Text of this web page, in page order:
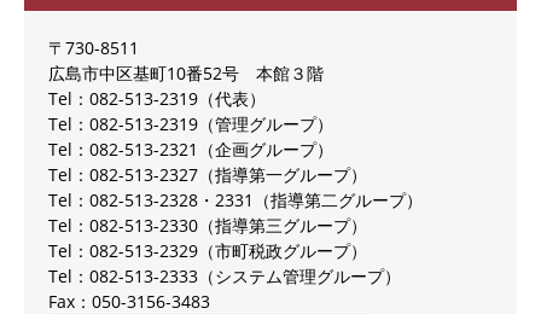
〒730-8511
広島市中区基町10番52号 本館３階
Tel：082-513-2319
代表
Tel：082-513-2319
管理グループ
Tel：082-513-2321
企画グループ
Tel：082-513-2327
指導第一グループ
Tel：082-513-2328・2331
指導第二グループ
Tel：082-513-2330
指導第三グループ
Tel：082-513-2329
市町税政グループ
Tel：082-513-2333
システム管理グループ
Fax：050-3156‐3483